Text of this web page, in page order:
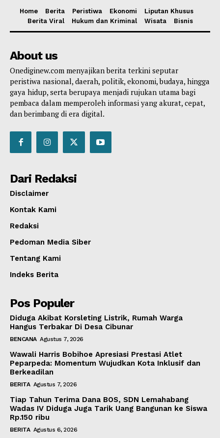
Home Berita Peristiwa Ekonomi
Liputan Khusus
Berita Viral
Hukum dan Kriminal Wisata Bisnis
About us
Onediginew.com menyajikan berita terkini seputar
peristiwa nasional, daerah, politik, ekonomi, budaya, hingga
gaya hidup, serta berupaya menjadi rujukan utama bagi
pembaca dalam memperoleh informasi yang akurat, cepat,
dan berimbang di era digital.
Dari Redaksi
Disclaimer
Kontak Kami
Redaksi
Pedoman Media Siber
Tentang Kami
Indeks Berita
Pos Populer
Diduga Akibat Korsleting Listrik, Rumah Warga
Hangus Terbakar Di Desa Cibunar
BENCANA Agustus 7, 2026
Wawali Harris Bobihoe Apresiasi Prestasi Atlet
Peparpeda: Momentum Wujudkan Kota Inklusif dan
Berkeadilan
BERITA Agustus 7, 2026
Tiap Tahun Terima Dana BOS, SDN Lemahabang
Wadas IV Diduga Juga Tarik Uang Bangunan ke Siswa
Rp.150 ribu
BERITA Agustus 6, 2026